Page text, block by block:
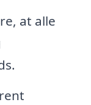
at alle